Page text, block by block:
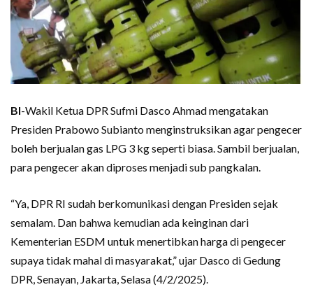
BI-Wakil Ketua DPR Sufmi Dasco Ahmad mengatakan
Presiden Prabowo Subianto menginstruksikan agar pengecer
boleh berjualan gas LPG 3 kg seperti biasa. Sambil berjualan,
para pengecer akan diproses menjadi sub pangkalan.
“Ya, DPR RI sudah berkomunikasi dengan Presiden sejak
semalam. Dan bahwa kemudian ada keinginan dari
Kementerian ESDM untuk menertibkan harga di pengecer
supaya tidak mahal di masyarakat,” ujar Dasco di Gedung
DPR, Senayan, Jakarta, Selasa (4/2/2025).